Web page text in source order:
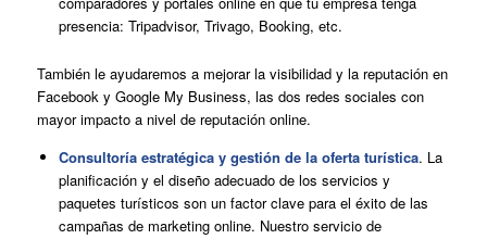
presencia: Tripadvisor, Trivago, Booking, etc.
También le ayudaremos a mejorar la visibilidad y la reputación en
Facebook y Google My Business, las dos redes sociales con
mayor impacto a nivel de reputación online.
Consultoría estratégica y gestión de la oferta turística. La
planificación y el diseño adecuado de los servicios y
paquetes turísticos son un factor clave para el éxito de las
campañas de marketing online. Nuestro servicio de